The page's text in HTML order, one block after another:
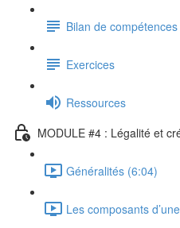
Bilan de compétences
Exercices
Ressources
MODULE #4 : Légalité et
Généralités (6:04)
Les composants